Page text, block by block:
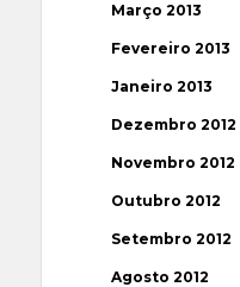
Março 2013
Fevereiro 2013
Janeiro 2013
Dezembro 2012
Novembro 2012
Outubro 2012
Setembro 2012
Agosto 2012